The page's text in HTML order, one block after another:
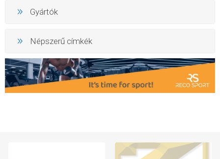
Gyártók
Népszerű címkék